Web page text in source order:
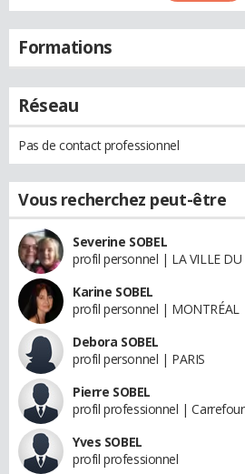
Formations
Réseau
Pas de contact professionnel
Vous recherchez peut-être
Severine SOBEL
profil personnel | LA VILLE DU
Karine SOBEL
profil personnel | MONTRÉAL
Debora SOBEL
profil personnel | PARIS
Pierre SOBEL
profil professionnel |
Yves SOBEL
profil professionnel